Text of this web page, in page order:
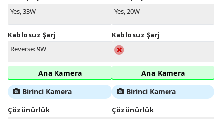
Yes, 33W
Kablosuz Şarj
Reverse: 9W
Ana Kamera
Birinci Kamera
Çözünürlük
Yes, 20W
Kablosuz Şarj
Ana Kamera
Birinci Kamera
Çözünürlük